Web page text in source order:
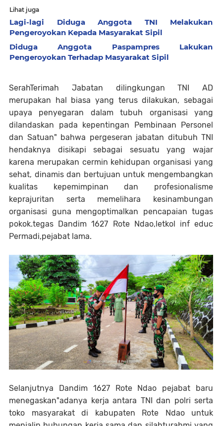
Lihat juga
Lagi-lagi Diduga Anggota TNI Melakukan
Pengeroyokan Kepada Masyarakat Sipil
Diduga Anggota Paspampres Lakukan
Pengeroyokan Terhadap Masyarakat Sipil
SerahTerimah Jabatan dilingkungan TNI AD
merupakan hal biasa yang terus dilakukan, sebagai
upaya penyegaran dalam tubuh organisasi yang
dilandaskan pada kepentingan Pembinaan Personel
dan Satuan" bahwa pergeseran jabatan ditubuh TNI
hendaknya disikapi sebagai sesuatu yang wajar
karena merupakan cermin kehidupan organisasi yang
sehat, dinamis dan bertujuan untuk mengembangkan
kualitas kepemimpinan dan profesionalisme
keprajuritan serta memelihara kesinambungan
organisasi guna mengoptimalkan pencapaian tugas
pokok.tegas Dandim 1627 Rote Ndao,letkol inf educ
Permadi,pejabat lama.
Selanjutnya Dandim 1627 Rote Ndao pejabat baru
menegaskan"adanya kerja antara TNI dan polri serta
toko masyarakat di kabupaten Rote Ndao untuk